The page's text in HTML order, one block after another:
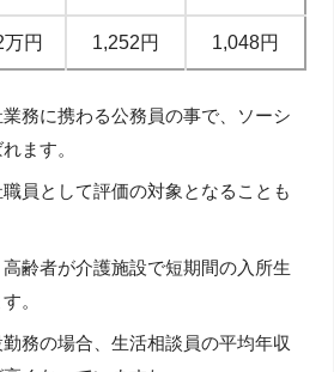
円 1,252円 1,048円
務に携わる公務員の事で、ソーシ
ます。
員として評価の対象となることも
齢者が介護施設で短期間の入所生
。
務の場合、生活相談員の平均年収